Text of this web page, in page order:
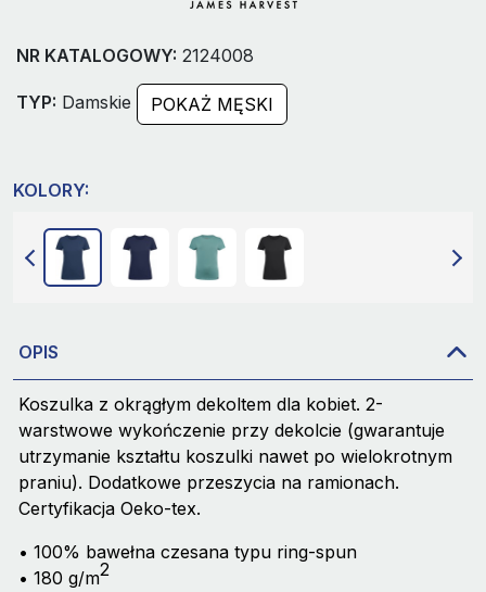
NR KATALOGOWY: 2124008
TYP: Damskie POKAŻ MĘSKI
KOLORY:
OPIS
Koszulka z okrągłym dekoltem dla kobiet. 2-
warstwowe wykończenie przy dekolcie (gwarantuje
utrzymanie kształtu koszulki nawet po wielokrotnym
praniu). Dodatkowe przeszycia na ramionach.
Certyfikacja Oeko-tex.
• 100% bawełna czesana typu ring-spun
• 180 g/m2